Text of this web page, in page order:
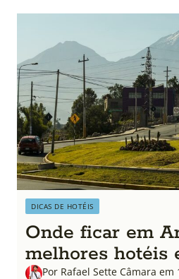
DICAS DE HOTÉIS
Onde ficar em
melhores hotéis
Por Rafael Sette Câmara em